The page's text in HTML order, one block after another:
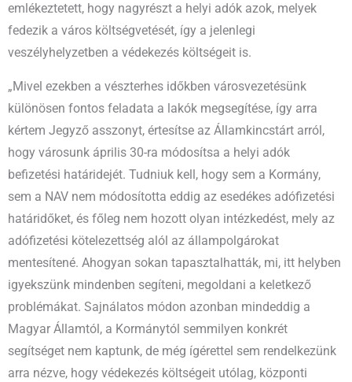
emlékeztetett, hogy nagyrészt a helyi adók azok, melyek
fedezik a város költségvetését, így a jelenlegi
veszélyhelyzetben a védekezés költségeit is.
„Mivel ezekben a vészterhes időkben városvezetésünk
különösen fontos feladata a lakók megsegítése, így arra
kértem Jegyző asszonyt, értesítse az Államkincstárt arról,
hogy városunk április 30-ra módosítsa a helyi adók
befizetési határidejét. Tudniuk kell, hogy sem a Kormány,
sem a NAV nem módosította eddig az esedékes adófizetési
határidőket, és főleg nem hozott olyan intézkedést, mely az
adófizetési kötelezettség alól az állampolgárokat
mentesítené. Ahogyan sokan tapasztalhatták, mi, itt helyben
igyekszünk mindenben segíteni, megoldani a keletkező
problémákat. Sajnálatos módon azonban mindeddig a
Magyar Államtól, a Kormánytól semmilyen konkrét
segítséget nem kaptunk, de még ígérettel sem rendelkezünk
arra nézve, hogy védekezés költségeit utólag, központi